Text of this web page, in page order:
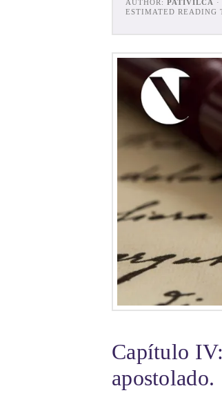
AUTHOR: PATIVILCA
ESTIMATED READING
Capítulo
apostolado.